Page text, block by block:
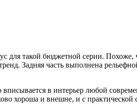
для такой бюджетной серии.
Задняя часть выполнена
в интерьер любой
хороша и внешне, и с практической